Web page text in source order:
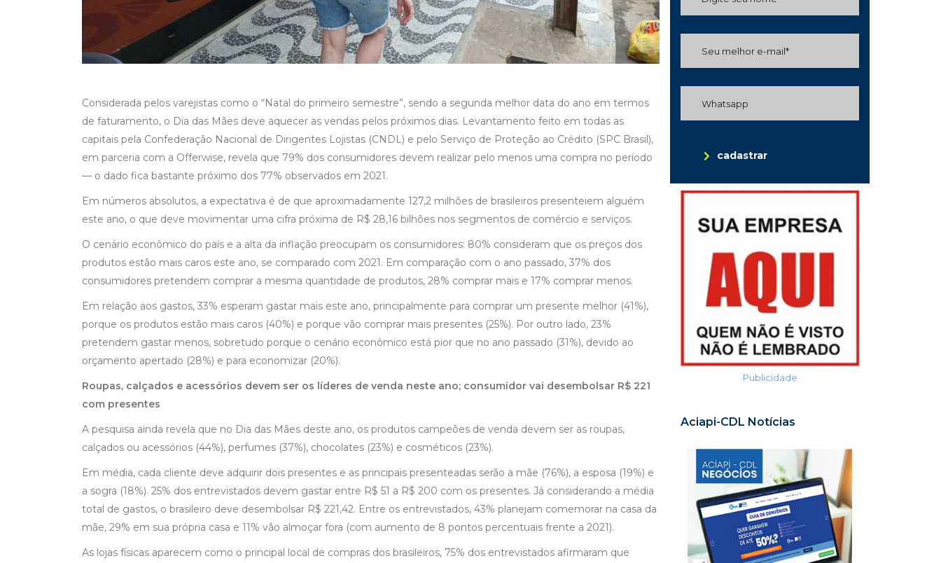
Considerada pelos varejistas como o “Natal do primeiro semestre”, sendo a segunda melhor data do ano em termos
de faturamento, o Dia das Mães deve aquecer as vendas pelos próximos dias. Levantamento feito em todas as
capitais pela Confederação Nacional de Dirigentes Lojistas (CNDL) e pelo Serviço de Proteção ao Crédito (SPC Brasil),
em parceria com a Offerwise, revela que 79% dos consumidores devem realizar pelo menos uma compra no período
— o dado fica bastante próximo dos 77% observados em 2021.
Em números absolutos, a expectativa é de que aproximadamente 127,2 milhões de brasileiros presenteiem alguém
este ano, o que deve movimentar uma cifra próxima de R$ 28,16 bilhões nos segmentos de comércio e serviços.
O cenário econômico do país e a alta da inflação preocupam os consumidores: 80% consideram que os preços dos
produtos estão mais caros este ano, se comparado com 2021. Em comparação com o ano passado, 37% dos
consumidores pretendem comprar a mesma quantidade de produtos, 28% comprar mais e 17% comprar menos.
Em relação aos gastos, 33% esperam gastar mais este ano, principalmente para comprar um presente melhor (41%),
porque os produtos estão mais caros (40%) e porque vão comprar mais presentes (25%). Por outro lado, 23%
pretendem gastar menos, sobretudo porque o cenário econômico está pior que no ano passado (31%), devido ao
orçamento apertado (28%) e para economizar (20%).
Roupas, calçados e acessórios devem ser os líderes de venda neste ano; consumidor vai desembolsar R$ 221
com presentes
A pesquisa ainda revela que no Dia das Mães deste ano, os produtos campeões de venda devem ser as roupas,
calçados ou acessórios (44%), perfumes (37%), chocolates (23%) e cosméticos (23%).
Em média, cada cliente deve adquirir dois presentes e as principais presenteadas serão a mãe (76%), a esposa (19%) e
a sogra (18%). 25% dos entrevistados devem gastar entre R$ 51 a R$ 200 com os presentes. Já considerando a média
total de gastos, o brasileiro deve desembolsar R$ 221,42. Entre os entrevistados, 43% planejam comemorar na casa da
mãe, 29% em sua própria casa e 11% vão almoçar fora (com aumento de 8 pontos percentuais frente a 2021).
As lojas físicas aparecem como o principal local de compras dos brasileiros, 75% dos entrevistados afirmaram que
cadastrar
Publicidade
Aciapi-CDL Notícias